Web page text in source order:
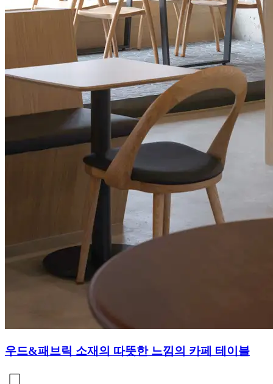
우드&패브릭 소재의 따뜻한 느낌의 카페 테이블